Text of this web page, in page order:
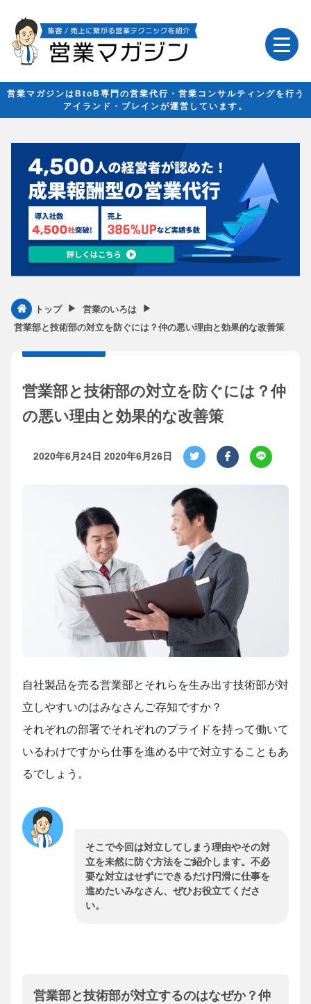
営業マガジンはBtoB専門の営業代行・営業コンサルティングを行う
アイランド・ブレインが運営しています。
トップ ▶︎ 営業のいろは ▶︎
営業部と技術部の対立を防ぐには？仲の悪い理由と効果的な改善策
営業部と技術部の対立を防ぐには？仲
の悪い理由と効果的な改善策
2020年6月24日 2020年6月26日
自社製品を売る営業部とそれらを生み出す技術部が対
立しやすいのはみなさんご存知ですか？
それぞれの部署でそれぞれのプライドを持って働いて
いるわけですから仕事を進める中で対立することもあ
るでしょう。
そこで今回は対立してしまう理由やその対
立を未然に防ぐ方法をご紹介します。不必
要な対立はせずにできるだけ円滑に仕事を
進めたいみなさん、ぜひお役立てくださ
い。
営業部と技術部が対立するのはなぜか？仲